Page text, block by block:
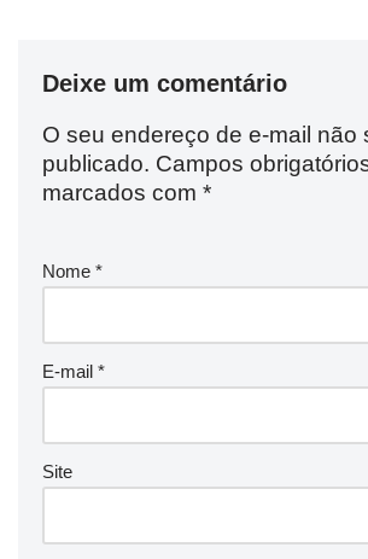
Deixe um comentário
O seu endereço de e-mail não
publicado. Campos
marcados com *
Nome *
E-mail *
Site